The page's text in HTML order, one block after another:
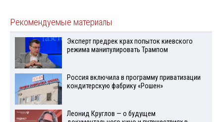
Рекомендуемые материалы
Эксперт предрек крах попыток киевского
режима манипулировать Трампом
Россия включила в программу приватизации
кондитерскую фабрику «Рошен»
Леонид Круглов — о будущем